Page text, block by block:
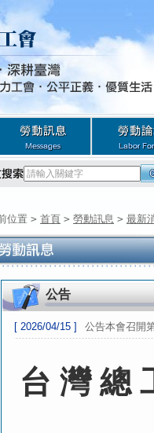
位置 > 首頁 > 勞動訊息 > 最新
公告
[ 2026/04/15 ] 公告本會召開
台 灣 總